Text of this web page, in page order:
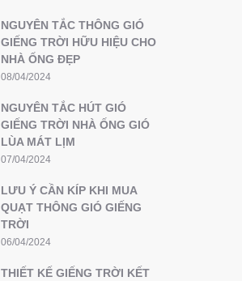
NGUYÊN TẮC THÔNG GIÓ
GIẾNG TRỜI HỮU HIỆU CHO
NHÀ ỐNG ĐẸP
08/04/2024
NGUYÊN TẮC HÚT GIÓ
GIẾNG TRỜI NHÀ ỐNG GIÓ
LÙA MÁT LỊM
07/04/2024
LƯU Ý CẦN KÍP KHI MUA
QUẠT THÔNG GIÓ GIẾNG
TRỜI
06/04/2024
THIẾT KẾ GIẾNG TRỜI KẾT